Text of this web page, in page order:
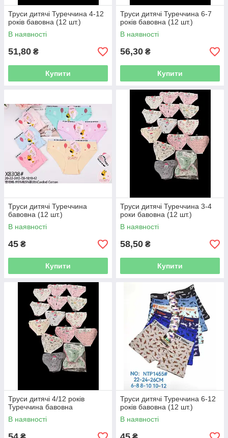
Труси дитячі Туреччина 4-12
років бавовна (12 шт.)
В наявності
51,80 ₴
Купити
Труси дитячі Туреччина 6-7
років бавовна (12 шт.)
В наявності
56,30 ₴
Купити
Труси дитячі Туреччина
бавовна (12 шт.)
В наявності
45 ₴
Купити
Труси дитячі Туреччина 3-4
роки бавовна (12 шт.)
В наявності
58,50 ₴
Купити
Труси дитячі 4/12 років
Туреччина бавовна
В наявності
Труси дитячі Туреччина 6-12
років бавовна (12 шт.)
В наявності